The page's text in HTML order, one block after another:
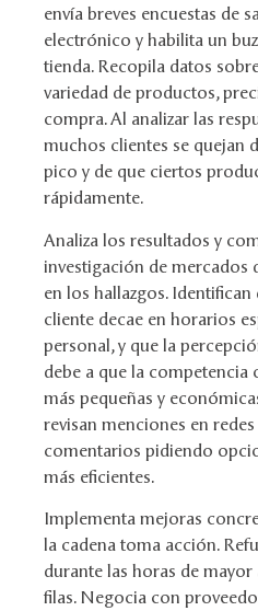
envía breves encuestas de
electrónico y habilita un
tienda. Recopila datos
variedad de productos,
compra. Al analizar las
muchos clientes se quejan
pico y de que ciertos
rápidamente.
Analiza los resultados y
investigación de mercados
en los hallazgos.
cliente decae en horarios
personal, y que la
debe a que la competencia
más pequeñas y
revisan menciones en
comentarios pidiendo
más eficientes.
Implementa mejoras
la cadena toma acción.
durante las horas de
filas. Negocia con